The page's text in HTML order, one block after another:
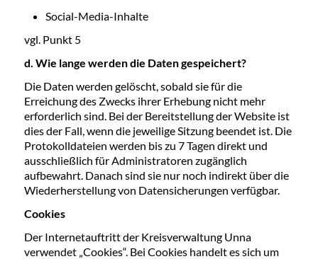
Social-Media-Inhalte
vgl. Punkt 5
d. Wie lange werden die Daten gespeichert?
Die Daten werden gelöscht, sobald sie für die
Erreichung des Zwecks ihrer Erhebung nicht mehr
erforderlich sind. Bei der Bereitstellung der Website ist
dies der Fall, wenn die jeweilige Sitzung beendet ist. Die
Protokolldateien werden bis zu 7 Tagen direkt und
ausschließlich für Administratoren zugänglich
aufbewahrt. Danach sind sie nur noch indirekt über die
Wiederherstellung von Datensicherungen verfügbar.
Cookies
Der Internetauftritt der Kreisverwaltung Unna
verwendet „Cookies“. Bei Cookies handelt es sich um